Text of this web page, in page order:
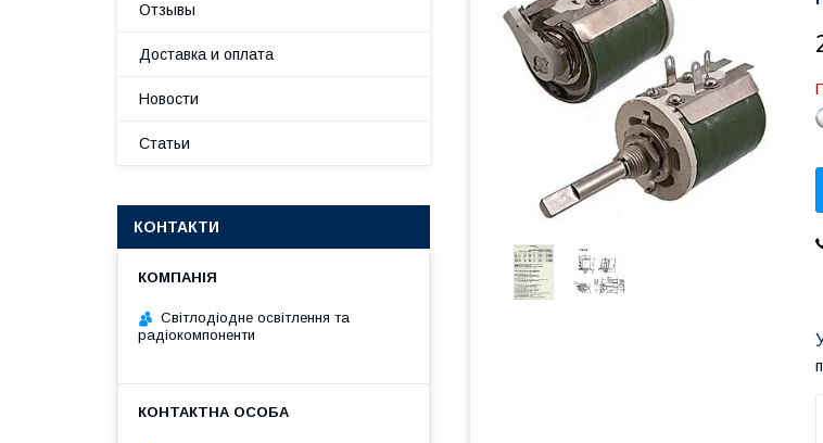
Отзывы
Доставка и оплата
Новости
Статьи
КОНТАКТИ
Світлодіодне освітлення та
радіокомпоненти